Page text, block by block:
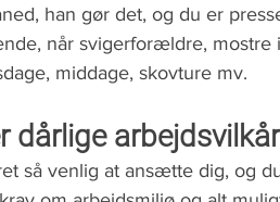
han gør det, og du er
når svigerforældre,
middage, skovture mv.
dårlige arbejdsvilkår
så venlig at ansætte dig, og